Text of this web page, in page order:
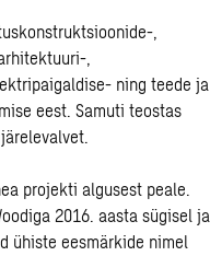
,
,
ning teede ja
eest. Samuti teostas
projekti algusest peale.
2016. aasta sügisel ja
ühiste eesmärkide nimel